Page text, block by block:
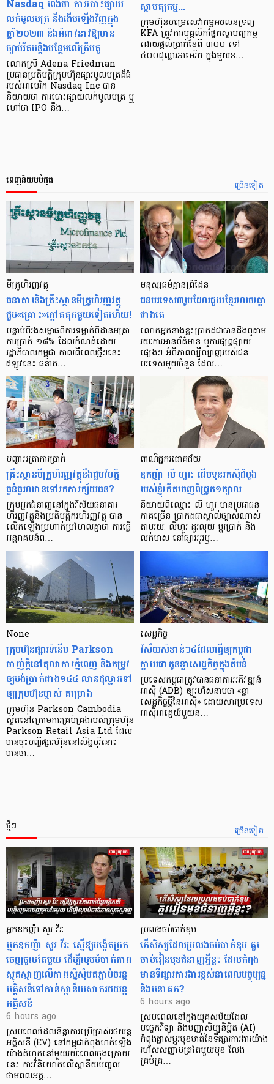
Nasdaq រំពឹងថា ការបោះផ្សាយ
លក់មូលបត្រ នឹងងើបឡើងវិញក្នុង
ឆ្នាំ២០២៣ និងអំពាវនាវឱ្យមាន
ច្បាប់រឹតបន្តឹងបន្ថែមលើគ្រីបតូ
លោកស្រី Adena Friedman
ប្រធានប្រតិបត្តិក្រុមហ៊ុនផ្សារមូលបត្រដ៏ធំ
របស់អាមេរិក Nasdaq Inc បាន
និយាយថា ការបោះផ្សាយលក់មូលបត្រ ឬ
ហៅថា IPO នឹង…
ស្ថាបត្យកម្ម...
ក្រុមហ៊ុន​បម្រើ​សេវា​កម្ម​អចលនទ្រព្យ​
KFA ត្រូវការ​បុគ្គលិក​ផ្នែក​ស្ថាបត្យកម្ម
ដោយ​ផ្ដល់​ប្រាក់​ខែ​ពី ៣០០ ទៅ
៤០០ដុល្លារ​អាមេរិក ក្នុង​មួយ​ខ…
ច្រើនទៀត
ពេញនិយមបំផុត
មីក្រូ​ហិរញ្ញវត្ថុ
ធនាគារ​និង​គ្រឹះស្ថាន​មីក្រូ​ហិរញ្ញវត្ថុ​
ជួប«គ្រោះ»ក្តៅ​គគុក​មួយ​ទៀត​ហើយ!
បន្ទាប់​ពី​រង​សម្ពាធ​​ពី​ការ​ទម្លាក់​ពិដាន​អត្រា​
ការ​ប្រាក់ ១៨​% ដែល​កំណត់​ដោយ​
រដ្ឋាភិបាល​កម្ពុជា កាល​ពី​ពេល​ថ្មីៗ​នេះ
ឥឡូវ​នេះ ធនាគ…
មនុស្ស​ធម៌​គ្មាន​ព្រំដែន
ជន​បរទេស​៣​រូប​ដែល​ជួយ​ខ្មែរ​លេច​ធ្លោ​
ជាង​គេ
លោកអ្នក​នាង​ខ្លះ​ប្រាកដ​ជា​បាន​​ដឹង​ឮ​តាម​
រយៈ​ការ​អាន​ព័ត៌មាន ឬ​ការ​ផ្សព្វផ្សាយ​
ផ្សេងៗ អំពី​ភាព​ល្បីល្បាញ​របស់​ជន​
បរទេស​មួយ​ចំនួន ដែល…
បញ្ហា​អត្រា​ការប្រាក់
គ្រឹះស្ថាន​មីក្រូ​ហិរញ្ញវត្ថុ​នឹង​ជួប​វិបត្តិ​
ធ្ងន់ធ្ងរ​ឈាន​ទៅ​រក​ការ​ក្ស័យធន?
ក្រុម​អ្នក​ជំនាញ​នៅ​ក្នុង​វិស័យ​ធនាគារ
ហិរញ្ញវត្ថុ​និង​ប្រតិបត្តិករ​ហិរញ្ញ​វត្ថុ បាន​​
លើក​ឡើង​ប្រហាក់​ប្រហែល​គ្នា​ថា ការ​ធ្វើ​
អន្តរាគមន៍​ព…
ពាណិជ្ជករជោគជ័យ
ឧកញ៉ា លី ហួរ៖ ដើមទុនរកស៊ីដំបូង
របស់ខ្ញុំកើតចេញពីជ្រូក១ក្បាល
និយាយ​ពី​ឈ្មោះ លី ហួរ មាន​ប្រជាជន​
ភាគ​ច្រើន ប្រាកដ​ជា​ស្គាល់​ច្បាស់​ណាស់
តាមរយៈ លីហួរ ដូរ​លុយ ប្តូរ​បា្រក់ និង​
លក់​មាស នៅ​ផ្សារ​អូរ​ឫ…
None
ក្រុមហ៊ុនផ្សារទំនើប Parkson
ចាញ់ក្ដីនៅតុលាការភ្នំពេញ និងតម្រូវ
ឲ្យបង់ប្រាក់ជាង១៤៤ លានដុល្លារទៅ
ឲ្យក្រុមហ៊ុនម្ចាស់ គម្រោង
ក្រុមហ៊ុន Parkson Cambodia
ស្ថិតនៅក្រោមការគ្រប់គ្រងរបស់ក្រុមហ៊ុន
Parkson Retail Asia Ltd ដែល
បានចុះបញ្ចីផ្សារហ៊ុននៅសិង្ហបុរីនោះ
បានចា…
សេដ្ឋកិច្ច​
វិស័យ​សំខាន់ៗ​៤​ដែល​ធ្វើ​ឲ្យ​កម្ពុជា​
ក្លាយ​ជា​កូន​ខ្លា​សេដ្ឋកិច្ច​ក្នុង​តំបន់
ប្រទេស​កម្ពុជា​ត្រូវ​បាន​ធនាគារ​អភិវឌ្ឍន៍​
អាស៊ី (ADB) ឲ្យ​រហ័ស​នាមថា «ខ្លា​
សេដ្ឋកិច្ច​ថ្មី​នៃ​អាស៊ី» ដោយសារ​ប្រទេស​
អាស៊ី​អាគ្នេយ៍​មួយ​ន…
ច្រើនទៀត
ថ្មីៗ
អ្នកឧកញ៉ា សួរ វីរៈ
អ្នកឧកញ៉ា សួរ វីរៈ ស្នើឱ្យបង្កើតច្រក
ចេញចូលតែមួយ ដើម្បីលុបបំបាត់ភាព
ស្មុគស្មាញលើការស្នើសុំបតភ្ជាប់ចរន្ត
អគ្គិសនីទៅកាន់ស្ថានីយសាករថយន្ត
អគ្គិសនី
6 hours ago
ស្របពេលដែលនិន្នាការប្រើប្រាស់រថយន្ត
អគ្គិសនី (EV) នៅកម្ពុជាកំពុងហក់ឡើង
យ៉ាងគំហុកនៅមួយរយៈពេលចុងក្រោយ
នេះ ការវិនិយោគលើស្ថានីយបញ្ចូល
ថាមពលអគ្គ…
ប្រលងចប់បាក់ឌុប
តើសិស្សដែលប្រលងចប់បាក់ឌុប គួរ
ចាប់រៀនមុខជំនាញអ្វីខ្លះ ដែលកំពុង
មានទីផ្សារការងារខ្ពស់នាពេលបច្ចុប្បន្ន
និងអនាគត?
6 hours ago
ស្របពេលនៅក្នុងយុគសម័យដែល
បច្ចេកវិទ្យា និងបញ្ញាសិប្បនិម្មិត (AI)
កំពុងផ្លាស់ប្តូរមុខមាត់នៃទីផ្សារការងារយ៉ាង
រហ័សសញ្ញាបត្រតែមួយមុខ លែង
គ្រប់គ្រ…